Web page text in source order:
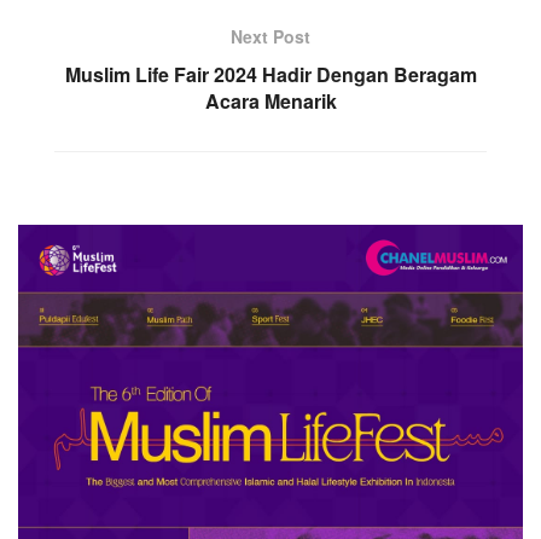
Next Post
Muslim Life Fair 2024 Hadir Dengan Beragam
Acara Menarik